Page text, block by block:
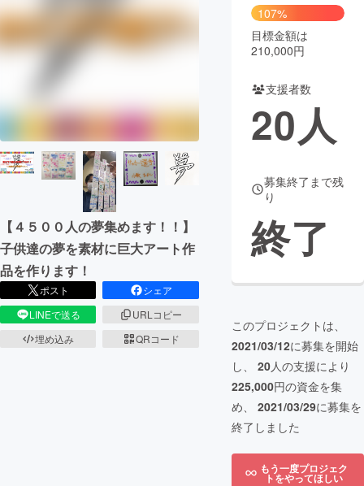
まちづくり・地域活性化
CAMPFIRE for Social Good
コミュニティ
【４５００人の夢集めます！！】
子供達の夢を素材に巨大アート作
品を作ります！
ポスト
シェア
LINEで送る
URLコピー
埋め込み
QRコード
107%
目標金額は
210,000円
支援者数
20人
募集終了まで残
り
終了
このプロジェクトは、
2021/03/12に募集を開始
し、 20人の支援により
225,000円の資金を集
め、 2021/03/29に募集を
終了しました
もう一度プロジェク
トをやってほしい